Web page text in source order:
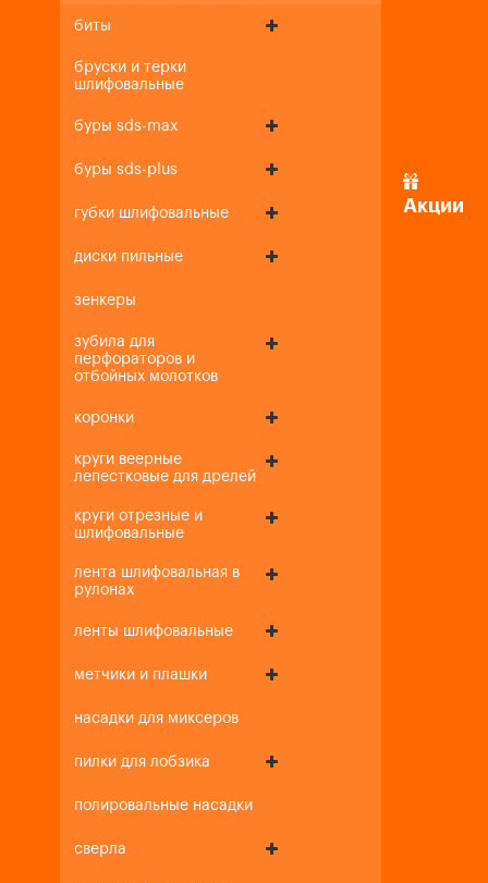
биты
бруски и терки
шлифовальные
буры sds-max
буры sds-plus
губки шлифовальные
диски пильные
зенкеры
зубила для
перфораторов и
отбойных молотков
коронки
круги веерные
лепестковые для дрелей
круги отрезные и
шлифовальные
лента шлифовальная в
рулонах
ленты шлифовальные
метчики и плашки
насадки для миксеров
пилки для лобзика
полировальные насадки
сверла
Акции